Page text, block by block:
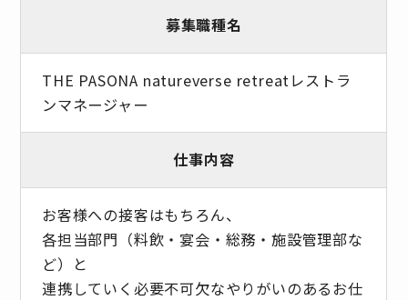
募集職種名
THE PASONA natureverse retreatレストラ
ンマネージャー
仕事内容
お客様への接客はもちろん、
各担当部門（料飲・宴会・総務・施設管理部な
ど）と
連携していく必要不可欠なやりがいのあるお仕